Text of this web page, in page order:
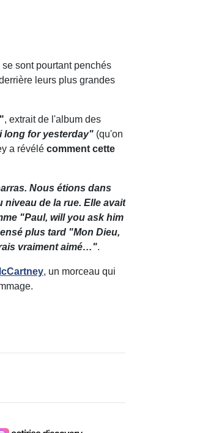
sont pourtant penchés
leurs plus grandes
, extrait de l'album des
long for yesterday" (qu'on
a révélé comment cette
Nous étions dans
niveau de la rue. Elle avait
"Paul, will you ask him
plus tard "Mon Dieu,
vraiment aimé…".
, un morceau qui